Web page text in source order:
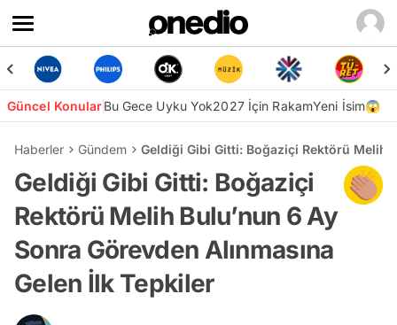
Güncel KonularBu Gece Uyku Yok2027 İçin RakamYeni İsim😱
Haberler Gündem Geldiği Gibi Gitti: Boğaziçi Rektörü Melih
Geldiği Gibi Gitti: Boğaziçi
Rektörü Melih Bulu’nun 6 Ay
Sonra Görevden Alınmasına
Gelen İlk Tepkiler